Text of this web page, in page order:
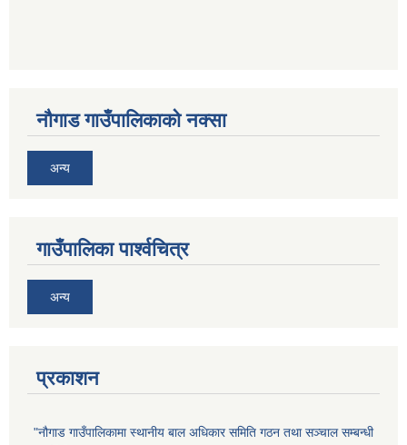
नौगाड गाउँपालिकाको नक्सा
अन्य
गाउँपालिका पार्श्वचित्र
अन्य
प्रकाशन
"नौगाड गाउँपालिकामा स्थानीय बाल अधिकार समिति गठन तथा सञ्चाल सम्बन्धी